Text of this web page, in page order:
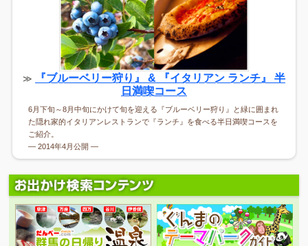
≫
『ブルーベリー狩り』 & 『イタリアン ランチ』 半
日満喫コース
6月下旬～8月中旬にかけて旬を迎える『ブルーベリー狩り』と緑に囲まれ
た隠れ家的イタリアンレストランで『ランチ』を食べる半日満喫コースを
ご紹介。
― 2014年4月公開 ―